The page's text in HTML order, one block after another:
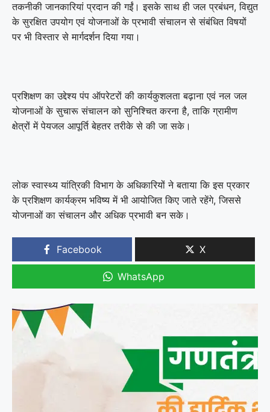
तकनीकी जानकारियां प्रदान की गईं। इसके साथ ही जल प्रबंधन, विद्युत
के सुरक्षित उपयोग एवं योजनाओं के प्रभावी संचालन से संबंधित विषयों
पर भी विस्तार से मार्गदर्शन दिया गया।
प्रशिक्षण का उद्देश्य पंप ऑपरेटरों की कार्यकुशलता बढ़ाना एवं नल जल
योजनाओं के सुचारू संचालन को सुनिश्चित करना है, ताकि ग्रामीण
क्षेत्रों में पेयजल आपूर्ति बेहतर तरीके से की जा सके।
लोक स्वास्थ्य यांत्रिकी विभाग के अधिकारियों ने बताया कि इस प्रकार
के प्रशिक्षण कार्यक्रम भविष्य में भी आयोजित किए जाते रहेंगे, जिससे
योजनाओं का संचालन और अधिक प्रभावी बन सके।
Facebook X
WhatsApp